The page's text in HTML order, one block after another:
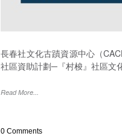
長春社文化古蹟資源中心（
社區資助計劃─『村梭』社區文
Read More...
0 Comments